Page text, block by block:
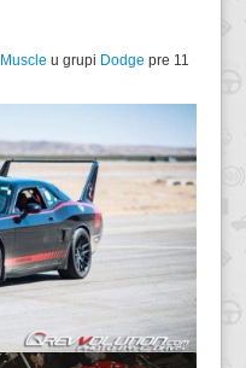
Muscle u grupi Dodge pre 11